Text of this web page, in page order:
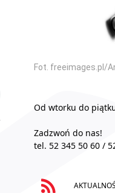
Fot. freeimages.pl/
Od wtorku do
Zadzwoń do nas!
tel. 52 345 50 60 /